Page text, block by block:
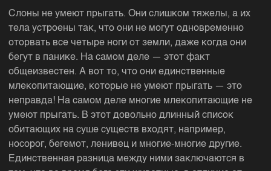
Слоны не умеют прыгать. Они слишком тяжелы, а их
тела устроены так, что они не могут одновременно
оторвать все четыре ноги от земли, даже когда они
бегут в панике. На самом деле — этот факт
общеизвестен. А вот то, что они единственные
млекопитающие, которые не умеют прыгать — это
неправда! На самом деле многие млекопитающие не
умеют прыгать. В этот довольно длинный список
обитающих на суше существ входят, например,
носорог, бегемот, ленивец и многие-многие другие.
Единственная разница между ними заключаются в